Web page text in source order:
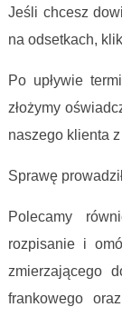
Jeśli chcesz
na odsetkach,
Po upływie
złożymy
naszego klienta
Sprawę
Polecamy
rozpisanie i
zmierzającego
frankowego